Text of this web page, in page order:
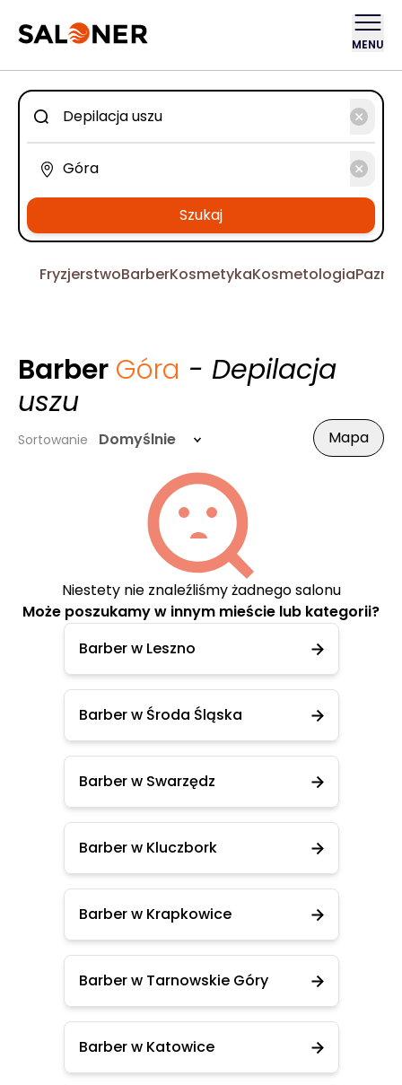
MENU
Szukaj
FryzjerstwoBarberKosmetykaKosmetologia
Barber Góra - Depilacja
uszu
Sortowanie Domyślnie Mapa
Niestety nie znaleźliśmy żadnego salonu
Może poszukamy w innym mieście lub kategorii?
Barber w Leszno
Barber w Środa Śląska
Barber w Swarzędz
Barber w Kluczbork
Barber w Krapkowice
Barber w Tarnowskie Góry
Barber w Katowice